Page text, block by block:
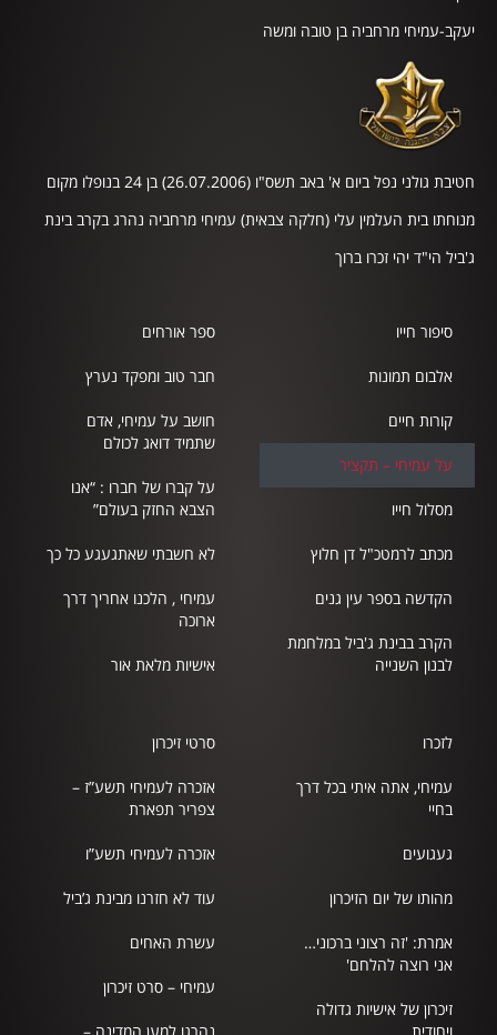
יעקב-עמיחי מרחביה בן טובה ומשה
חטיבת גולני נפל ביום א' באב תשס"ו (26.07.2006) בן 24 בנופלו מקום
מנוחתו בית העלמין עלי (חלקה צבאית) עמיחי מרחביה נהרג בקרב בינת
ג'ביל הי"ד יהי זכרו ברוך
סיפור חייו
אלבום תמונות
קורות חיים
על עמיחי – תקציר
מסלול חייו
מכתב לרמטכ"ל דן חלוץ
הקדשה בספר עין גנים
הקרב בבינת ג'ביל במלחמת
לבנון השנייה
ספר אורחים
חבר טוב ומפקד נערץ
חושב על עמיחי, אדם
שתמיד דואג לכולם
על קברו של חברו : “אנו
הצבא החזק בעולם”
לא חשבתי שאתגעגע כל כך
עמיחי , הלכנו אחריך דרך
ארוכה
אישיות מלאת אור
לזכרו
עמיחי, אתה איתי בכל דרך
בחיי
געגועים
מהותו של יום הזיכרון
אמרת: 'זה רצוני ברכוני…
אני רוצה להלחם'
זיכרון של אישיות גדולה
סרטי זיכרון
אזכרה לעמיחי תשע”ז –
צפריר תפארת
אזכרה לעמיחי תשע”ו
עוד לא חזרנו מבינת ג’ביל
עשרת האחים
עמיחי – סרט זיכרון